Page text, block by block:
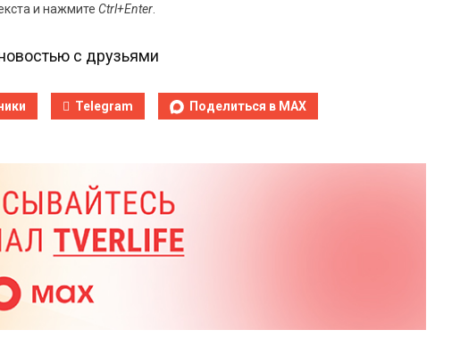
и нажмите Ctrl+Enter
с друзьями
Telegram Поделиться в MAX